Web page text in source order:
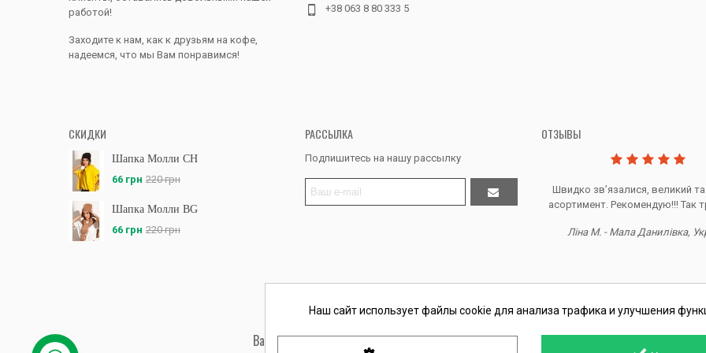
работой!
Заходите к нам, как к друзьям на кофе,
надеемся, что мы Вам понравимся!
+38 063 8 80 333 5
СКИДКИ
Шапка Молли CH
66 грн 220 грн
Шапка Молли BG
66 грн 220 грн
РАССЫЛКА
Подпишитесь на нашу рассылку
ОТЗЫВЫ
Дякую за все, продавець супер.
Швидко звʼязалися, великий та
асортимент. Рекомендую!!! Так
Ліна М. - Мала Данилівка,
Вас обслуживает ФЛП Косташ С.И., номер записи в ЕГР 2 673 000 0000 057597 от
Наш сайт использует файлы cookie для анализа трафика и улучшения